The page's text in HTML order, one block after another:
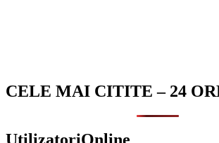
CELE MAI CITITE – 24